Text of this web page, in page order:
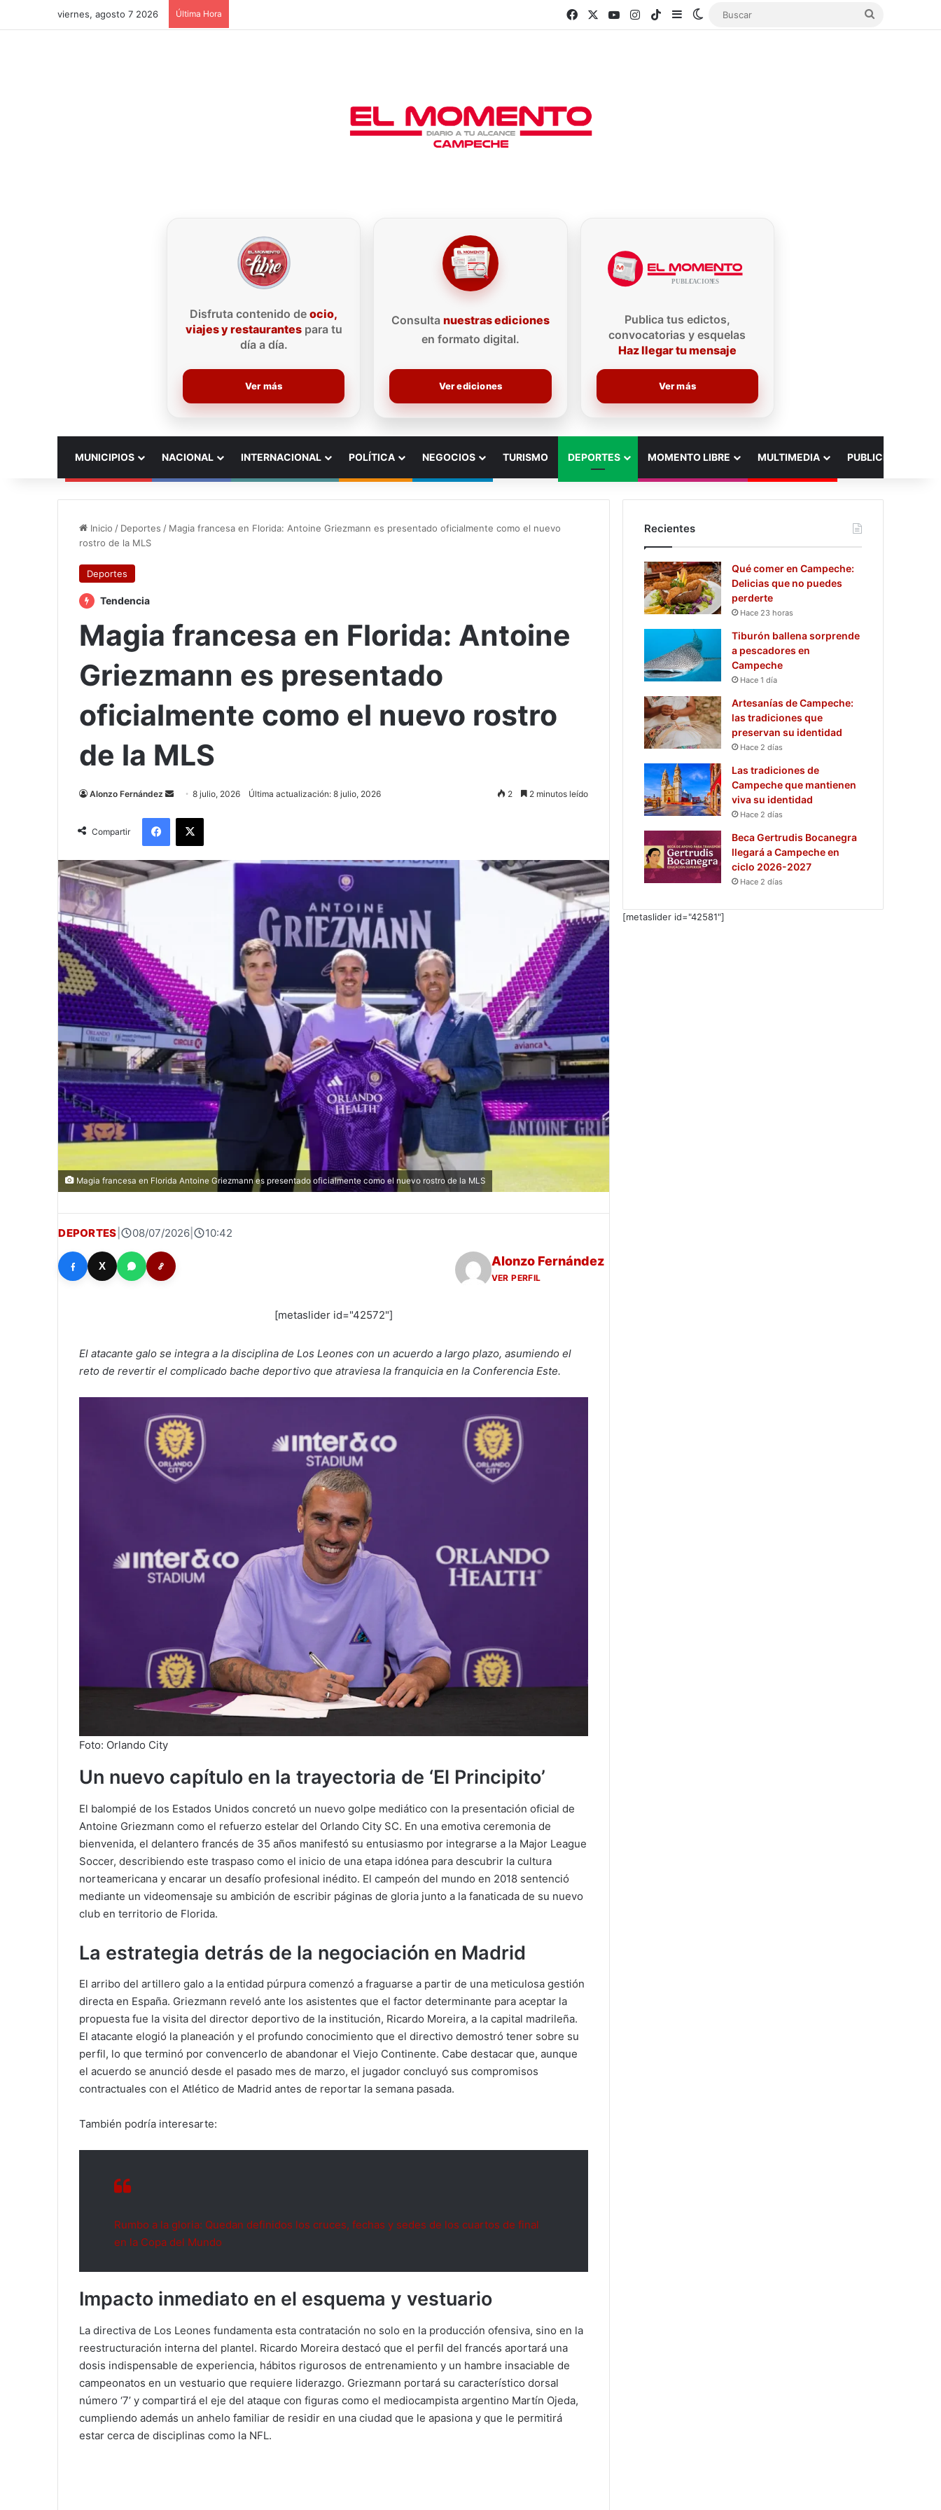
viernes, agosto 7 2026 Última Hora FacebookYouTubeInstagram
TikTokSidebarSwitch skin Buscar
Disfruta contenido deocio,
viajes y restaurantespara tu
día a día.
Ver más
Consulta nuestras ediciones
en formato digital.
Ver ediciones
Publica tus edictos,
convocatorias y esquelas
Haz llegar tu mensaje
Ver más
MUNICIPIOS NACIONAL INTERNACIONAL POLÍTICA NEGOCIOS TURISMO DEPORTES MOMENTO LIBRE MULTIMEDIA PUBLICIDAD
Inicio / Deportes / Magia francesa en Florida: Antoine Griezmann es presentado oficialmente como el nuevo
rostro de la MLS
Deportes
Tendencia
Magia francesa en Florida: Antoine
Griezmann es presentado
oficialmente como el nuevo rostro
de la MLS
Alonzo Fernández
Send
email
8 julio, 2026 Última actualización: 8 julio, 2026 2 2 minutos leído
Compartir
Facebook
X
Magia francesa en Florida Antoine Griezmann es presentado oficialmente como el nuevo rostro de la MLS
DEPORTES 08/07/2026| 10:42
X Alonzo Fernández
VER PERFIL
[metaslider id="42572"]
El atacante galo se integra a la disciplina de Los Leones con un acuerdo a largo plazo, asumiendo el
reto de revertir el complicado bache deportivo que atraviesa la franquicia en la Conferencia Este.
Foto: Orlando City
Un nuevo capítulo en la trayectoria de ‘El Principito’
El balompié de los Estados Unidos concretó un nuevo golpe mediático con la presentación oficial de
Antoine Griezmann como el refuerzo estelar del Orlando City SC. En una emotiva ceremonia de
bienvenida, el delantero francés de 35 años manifestó su entusiasmo por integrarse a la Major League
Soccer, describiendo este traspaso como el inicio de una etapa idónea para descubrir la cultura
norteamericana y encarar un desafío profesional inédito. El campeón del mundo en 2018 sentenció
mediante un videomensaje su ambición de escribir páginas de gloria junto a la fanaticada de su nuevo
club en territorio de Florida.
La estrategia detrás de la negociación en Madrid
El arribo del artillero galo a la entidad púrpura comenzó a fraguarse a partir de una meticulosa gestión
directa en España. Griezmann reveló ante los asistentes que el factor determinante para aceptar la
propuesta fue la visita del director deportivo de la institución, Ricardo Moreira, a la capital madrileña.
El atacante elogió la planeación y el profundo conocimiento que el directivo demostró tener sobre su
perfil, lo que terminó por convencerlo de abandonar el Viejo Continente. Cabe destacar que, aunque
el acuerdo se anunció desde el pasado mes de marzo, el jugador concluyó sus compromisos
contractuales con el Atlético de Madrid antes de reportar la semana pasada.
También podría interesarte:
Rumbo a la gloria: Quedan definidos los cruces, fechas y sedes de los cuartos de final
en la Copa del Mundo
Impacto inmediato en el esquema y vestuario
La directiva de Los Leones fundamenta esta contratación no solo en la producción ofensiva, sino en la
reestructuración interna del plantel. Ricardo Moreira destacó que el perfil del francés aportará una
dosis indispensable de experiencia, hábitos rigurosos de entrenamiento y un hambre insaciable de
campeonatos en un vestuario que requiere liderazgo. Griezmann portará su característico dorsal
número ‘7’ y compartirá el eje del ataque con figuras como el mediocampista argentino Martín Ojeda,
cumpliendo además un anhelo familiar de residir en una ciudad que le apasiona y que le permitirá
estar cerca de disciplinas como la NFL.
Recientes
Qué comer en Campeche:
Delicias que no puedes
perderte
Hace 23 horas
Tiburón ballena sorprende
a pescadores en
Campeche
Hace 1 día
Artesanías de Campeche:
las tradiciones que
preservan su identidad
Hace 2 días
Las tradiciones de
Campeche que mantienen
viva su identidad
Hace 2 días
Beca Gertrudis Bocanegra
llegará a Campeche en
ciclo 2026-2027
Hace 2 días
[metaslider id="42581"]